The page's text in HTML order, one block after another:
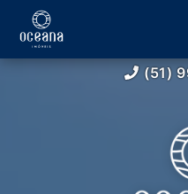
(51)